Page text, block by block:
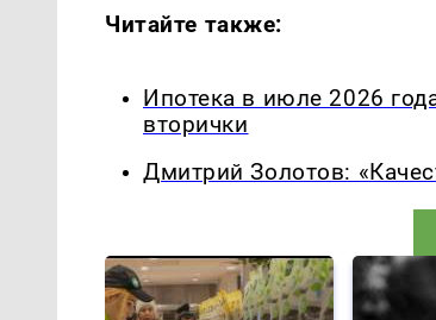
Читайте также:
Ипотека в июле 2026
вторички
Дмитрий Золотов: